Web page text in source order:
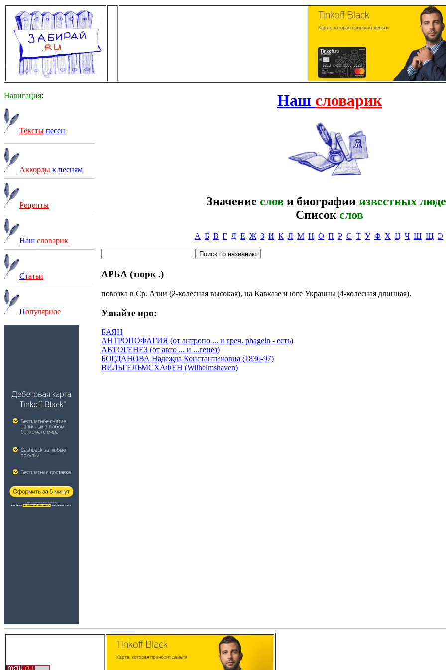
Навигация:
Тексты песен
Аккорды к песням
Рецепты
Наш словарик
Статьи
Популярное
Наш словарик
Значение слов и биографии известных
Список слов
А Б В Г Д Е Ж З И К Л М Н О П Р С Т У Ф Х Ц Ч Ш Щ Э
АРБА (тюрк .)
повозка в Ср. Азии (2-колесная высокая), на Кавказе и юге Украины (4-колесная длинная).
Узнайте про:
БАЯН
АНТРОПОФАГИЯ (от антропо ... и греч. phagein - есть)
АВТОГЕНЕЗ (от авто ... и ...генез)
БОГДАНОВА Надежда Константиновна (1836-97)
ВИЛЬГЕЛЬМСХАФЕН (Wilhelmshaven)